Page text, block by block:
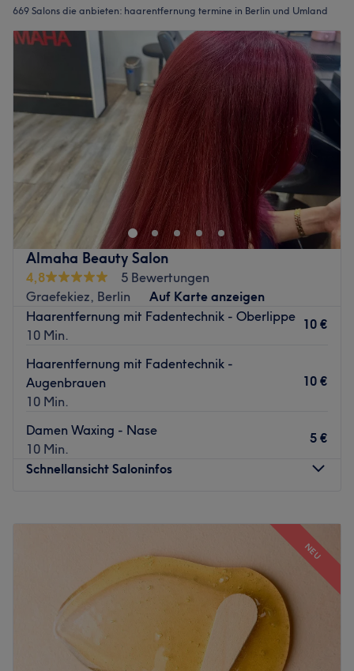
669 Salons die anbieten: haarentfernung termine in Berlin und Umland
Almaha Beauty Salon
4,8
5 Bewertungen
Graefekiez, Berlin
Auf Karte anzeigen
Haarentfernung mit Fadentechnik - Oberlippe
10 Min.
10 €
Haarentfernung mit Fadentechnik -
Augenbrauen
10 Min.
10 €
Damen Waxing - Nase
10 Min.
5 €
Schnellansicht Saloninfos
–18:00
18:00
Donnerstag
11:00
Freitag
11:00 –18:00
Samstag
11:00
18:00
Geschlossen
Almaha Beauty Saloon in Berlin, Grunewald ist ein Ort,
NEU